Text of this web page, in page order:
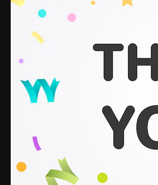
Agenturen und Studios.
Deutsch
Freepik